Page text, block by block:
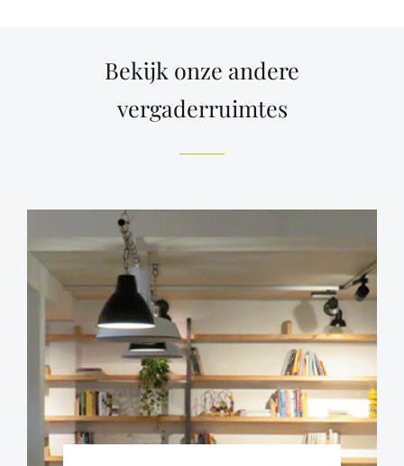
Bekijk onze andere
vergaderruimtes